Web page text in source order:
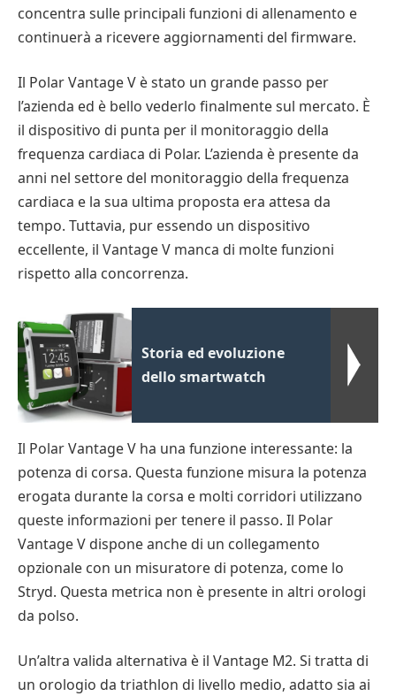
concentra sulle principali funzioni di allenamento e
continuerà a ricevere aggiornamenti del firmware.
Il Polar Vantage V è stato un grande passo per
l’azienda ed è bello vederlo finalmente sul mercato. È
il dispositivo di punta per il monitoraggio della
frequenza cardiaca di Polar. L’azienda è presente da
anni nel settore del monitoraggio della frequenza
cardiaca e la sua ultima proposta era attesa da
tempo. Tuttavia, pur essendo un dispositivo
eccellente, il Vantage V manca di molte funzioni
rispetto alla concorrenza.
Storia ed evoluzione
dello smartwatch
Il Polar Vantage V ha una funzione interessante: la
potenza di corsa. Questa funzione misura la potenza
erogata durante la corsa e molti corridori utilizzano
queste informazioni per tenere il passo. Il Polar
Vantage V dispone anche di un collegamento
opzionale con un misuratore di potenza, come lo
Stryd. Questa metrica non è presente in altri orologi
da polso.
Un’altra valida alternativa è il Vantage M2. Si tratta di
un orologio da triathlon di livello medio, adatto sia ai